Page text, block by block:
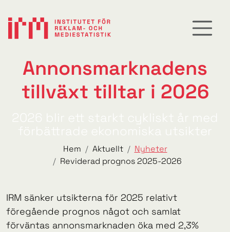
Annonsmarknadens
tillväxt tilltar i 2026
Hem Aktuellt
Nyheter
Reviderad prognos 2025-2026
IRM sänker utsikterna för 2025 relativt
föregående prognos något och samlat
förväntas annonsmarknaden öka med 2,3%